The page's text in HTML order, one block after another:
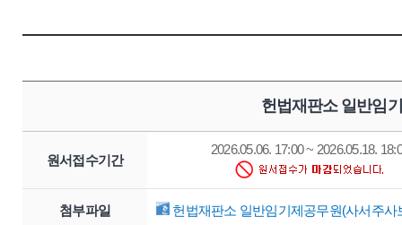
헌법재판소 일반임
원서접수기간
2026.05.06. 17:00 ~ 2026.05.18.
첨부파일 헌법재판소 일반임기제공무원(사서주사